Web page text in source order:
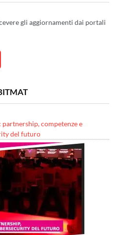
gli aggiornamenti dai portali
partnership, competenze e
del futuro